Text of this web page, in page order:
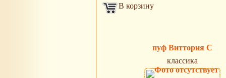
В корзину
пуф Виттория C
классика